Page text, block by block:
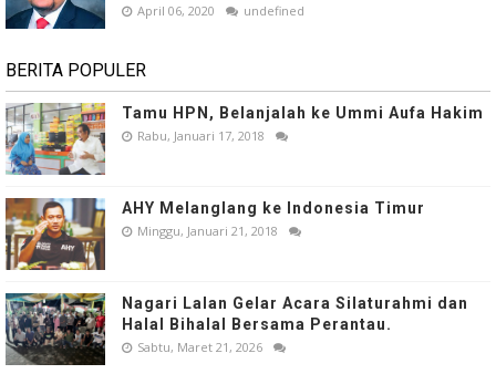
April 06, 2020 undefined
BERITA POPULER
Tamu HPN, Belanjalah ke Ummi Aufa Hakim
Rabu, Januari 17, 2018
AHY Melanglang ke Indonesia Timur
Minggu, Januari 21, 2018
Nagari Lalan Gelar Acara Silaturahmi dan
Halal Bihalal Bersama Perantau.
Sabtu, Maret 21, 2026